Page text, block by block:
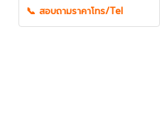
📞 สอบถามราคาโทร/Tel